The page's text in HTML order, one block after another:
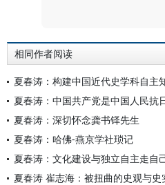
相同作者阅读
夏春涛：构建中国近代史学科自主
夏春涛：中国共产党是中国人民抗
夏春涛：深切怀念龚书铎先生
夏春涛：哈佛-燕京学社琐记
夏春涛：文化建设与独立自主走自